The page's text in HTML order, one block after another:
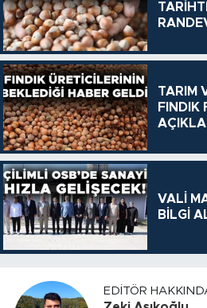
TARIM
FINDIK
VALİ
BİLGİ
EDITÖR